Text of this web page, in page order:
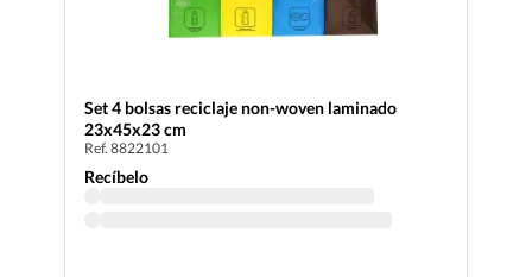
Set 4 bolsas reciclaje non-woven laminado
23x45x23 cm
Ref. 8822101
Recíbelo